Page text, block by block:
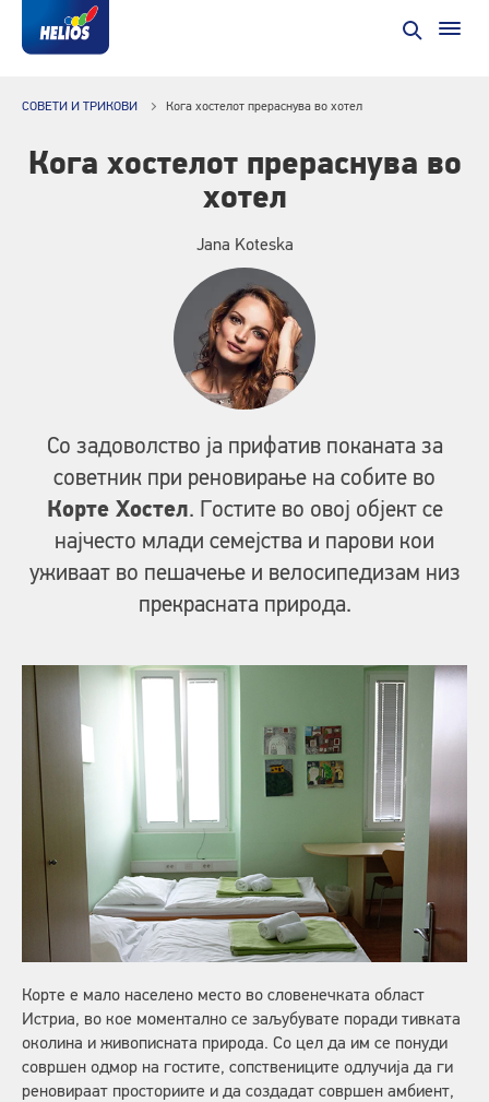
СОВЕТИ И ТРИКОВИ Кога хостелот прераснува во хотел
Кога хостелот прераснува во
хотел
Jana Koteska
Со задоволство ја прифатив поканата за
советник при реновирање на собите во
Корте Хостел. Гостите во овој објект се
најчесто млади семејства и парови кои
уживаат во пешачење и велосипедизам низ
прекрасната природа.
Корте е мало населено место во словенечката област
Истриа, во кое моментално се заљубувате поради тивката
околина и живописната природа. Со цел да им се понуди
совршен одмор на гостите, сопствениците одлучија да ги
реновираат просториите и да создадат совршен амбиент,